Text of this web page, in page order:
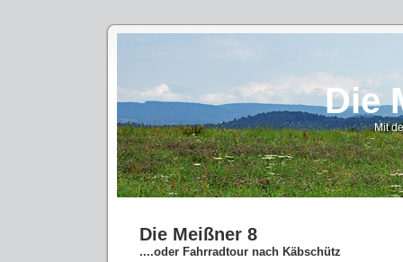
Die
Mit
Die Meißner 8
....oder Fahrradtour nach Käbschütz